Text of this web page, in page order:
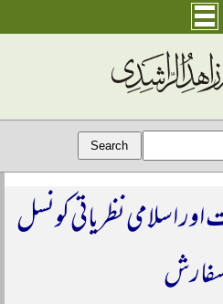
اسلامی نظریاتی کونسل